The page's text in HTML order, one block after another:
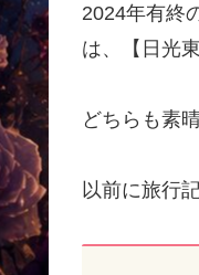
2024年有終
は、【日光
どちらも素
以前に旅行